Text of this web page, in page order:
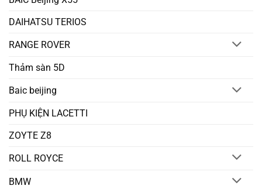
DAIHATSU TERIOS
RANGE ROVER
Thảm sàn 5D
Baic beijing
PHỤ KIỆN LACETTI
ZOYTE Z8
ROLL ROYCE
BMW